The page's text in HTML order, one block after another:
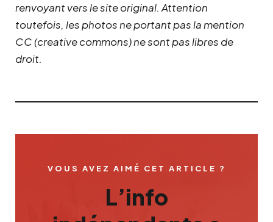
renvoyant vers le site original. Attention
toutefois, les photos ne portant pas la mention
CC (creative commons) ne sont pas libres de
droit.
VOUS AVEZ AIMÉ CET ARTICLE ?
L’info